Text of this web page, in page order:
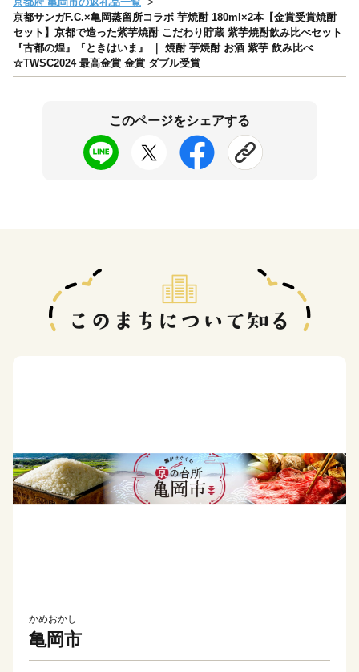
京都サンガF.C.×亀岡蒸留所コラボ 芋焼酎 180ml×2本【金賞受賞焼酎
セット】京都で造った紫芋焼酎 こだわり貯蔵 紫芋焼酎飲み比べセット
『古都の煌』『ときはいま』 ｜ 焼酎 芋焼酎 お酒 紫芋 飲み比べ
☆TWSC2024 最高金賞 金賞 ダブル受賞
このページをシェアする
かめおかし
亀岡市